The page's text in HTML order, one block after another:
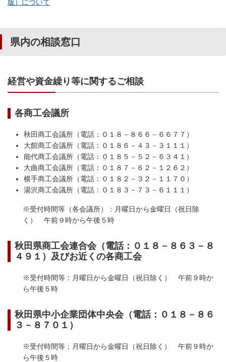
版）について
県内の相談窓口
経営や資金繰り等に関するご相談
各商工会議所
秋田商工会議所（電話：０１８－８６６－６６７７）
大館商工会議所（電話：０１８６－４３－３１１１）
能代商工会議所（電話：０１８５－５２－６３４１）
大曲商工会議所（電話：０１８７－６２－１２６２）
横手商工会議所（電話：０１８２－３２－１１７０）
湯沢商工会議所（電話：０１８３－７３－６１１１）
※受付時間等（各会議所）：月曜日から金曜日（祝日除
く） 午前９時から午後５時
秋田県商工会連合会（電話：０１８－８６３－８
４９１）及びお近くの各商工会
※受付時間等：月曜日から金曜日（祝日除く） 午前９時か
ら午後５時
秋田県中小企業団体中央会（電話：０１８－８６
３－８７０１）
※受付時間等：月曜日から金曜日（祝日除く） 午前９時か
ら午後５時